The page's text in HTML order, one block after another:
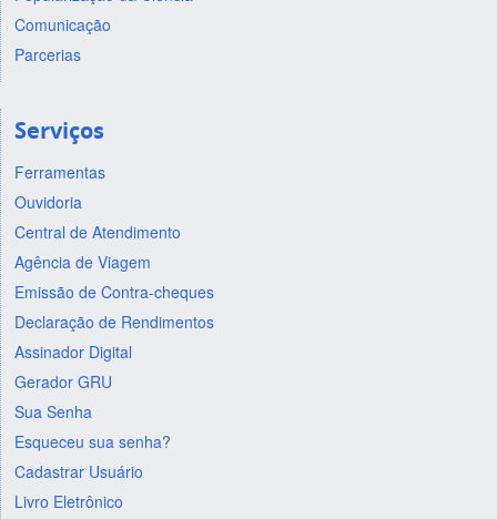
Comunicação
Parcerias
Serviços
Ferramentas
Ouvidoria
Central de Atendimento
Agência de Viagem
Emissão de Contra-cheques
Declaração de Rendimentos
Assinador Digital
Gerador GRU
Sua Senha
Esqueceu sua senha?
Cadastrar Usuário
Livro Eletrônico